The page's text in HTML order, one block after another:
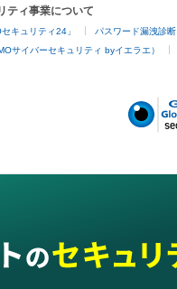
ティ事業について
キュリティ24」 パスワード漏洩診断
サイバーセキュリティ byイエラエ）